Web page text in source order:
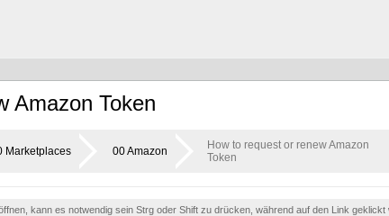
Amazon Token
Marketplaces 00 Amazon
How to request or renew Amazon
Token
kann es notwendig sein Strg oder Shift zu drücken, während auf den Link